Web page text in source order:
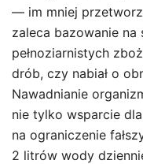
— im mniej
zaleca bazowanie
pełnoziarnistych
drób, czy nabiał o
Nawadnianie
nie tylko wsparcie
na ograniczenie
2 litrów wody